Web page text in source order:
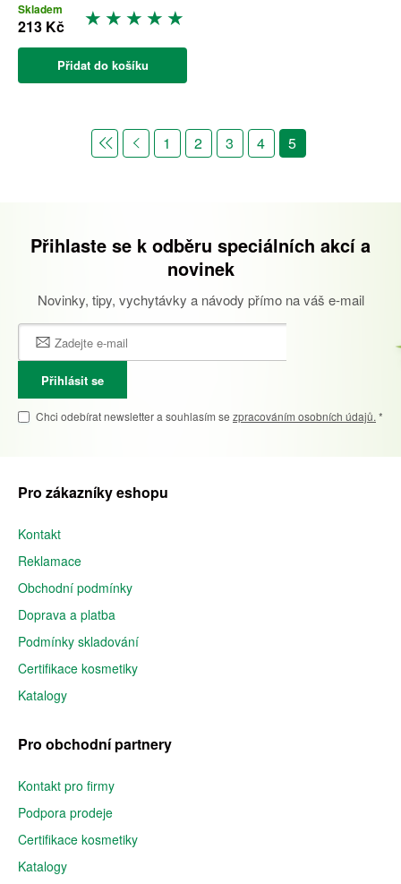
Skladem
213 Kč
Přidat do košíku
1 2 3 4 5
Přihlaste se k odběru speciálních akcí a
novinek
Novinky, tipy, vychytávky a návody přímo na váš e-mail
Přihlásit se
Chci odebírat newsletter a souhlasím se zpracováním osobních údajů. *
Pro zákazníky eshopu
Kontakt
Reklamace
Obchodní podmínky
Doprava a platba
Podmínky skladování
Certifikace kosmetiky
Katalogy
Pro obchodní partnery
Kontakt pro firmy
Podpora prodeje
Certifikace kosmetiky
Katalogy